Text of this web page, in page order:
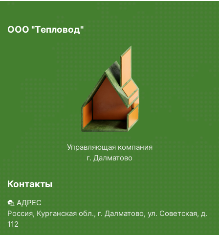
ООО "Тепловод"
Управляющая компания
г. Далматово
Контакты
АДРЕС
Россия, Курганская обл., г. Далматово, ул. Советская, д.
112